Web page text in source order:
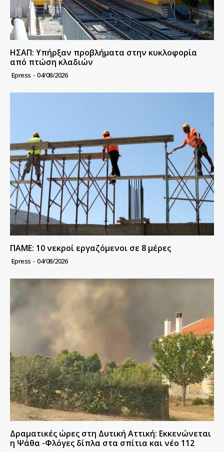
ΗΣΑΠ: Υπήρξαν προβλήματα στην κυκλοφορία
από πτώση κλαδιών
Epress - 04/08/2026
ΠΑΜΕ: 10 νεκροί εργαζόμενοι σε 8 μέρες
Epress - 04/08/2026
Δραματικές ώρες στη Δυτική Αττική: Εκκενώνεται
η Ψάθα -Φλόγες δίπλα στα σπίτια και νέο 112